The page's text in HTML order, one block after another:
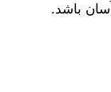
باشد.